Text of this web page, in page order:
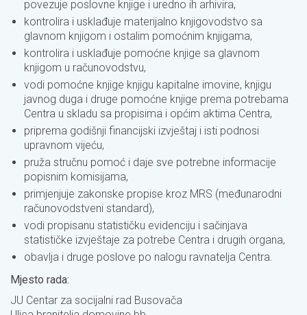
povezuje poslovne knjige i uredno ih arhivira,
kontrolira i usklađuje materijalno knjigovodstvo sa
glavnom knjigom i ostalim pomoćnim knjigama,
kontrolira i usklađuje pomoćne knjige sa glavnom
knjigom u računovodstvu,
vodi pomoćne knjige knjigu kapitalne imovine, knjigu
javnog duga i druge pomoćne knjige prema potrebama
Centra u skladu sa propisima i općim aktima Centra,
priprema godišnji financijski izvještaj i isti podnosi
upravnom vijeću,
pruža stručnu pomoć i daje sve potrebne informacije
popisnim komisijama,
primjenjuje zakonske propise kroz MRS (međunarodni
računovodstveni standard),
vodi propisanu statističku evidenciju i sačinjava
statističke izvještaje za potrebe Centra i drugih organa,
obavlja i druge poslove po nalogu ravnatelja Centra.
Mjesto rada:
JU Centar za socijalni rad Busovača